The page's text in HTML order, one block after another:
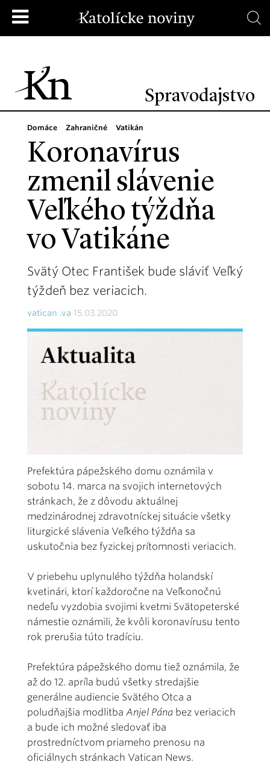
Spravodajstvo
Domáce Zahraničné Vatikán
Koronavírus
zmenil slávenie
Veľkého týždňa
vo Vatikáne
Svätý Otec František bude sláviť Veľký
týždeň bez veriacich.
vatican .va 15.03.2020
Prefektúra pápežského domu oznámila v
sobotu 14. marca na svojich internetových
stránkach, že z dôvodu aktuálnej
medzinárodnej zdravotníckej situácie všetky
liturgické slávenia Veľkého týždňa sa
uskutočnia bez fyzickej prítomnosti veriacich.
V priebehu uplynulého týždňa holandskí
kvetinári, ktorí každoročne na Veľkonočnú
nedeľu vyzdobia svojimi kvetmi Svätopeterské
námestie oznámili, že kvôli koronavírusu tento
rok prerušia túto tradíciu.
Prefektúra pápežského domu tiež oznámila, že
až do 12. apríla budú všetky stredajšie
generálne audiencie Svätého Otca a
poludňajšia modlitba Anjel Pána bez veriacich
a bude ich možné sledovať iba
prostredníctvom priameho prenosu na
oficiálnych stránkach Vatican News.